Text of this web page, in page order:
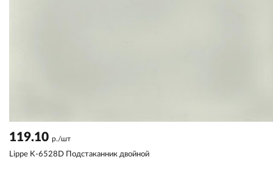
119.10 р./шт
Lippe K-6528D Подстаканник двойной